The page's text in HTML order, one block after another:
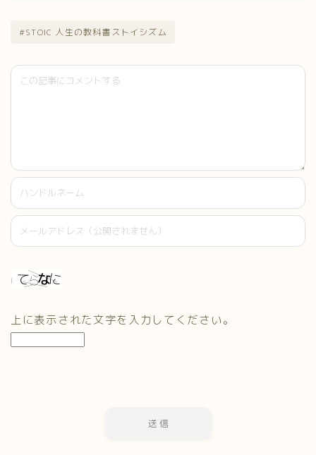
#STOIC 人生の教科書ストイシズム
上に表示された文字を入力してください。